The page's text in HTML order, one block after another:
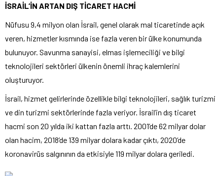
İSRAİL’İN ARTAN DIŞ TİCARET HACMİ
Nüfusu 9,4 milyon olan İsrail, genel olarak mal ticaretinde açık
veren, hizmetler kısmında ise fazla veren bir ülke konumunda
bulunuyor. Savunma sanayisi, elmas işlemeciliği ve bilgi
teknolojileri sektörleri ülkenin önemli ihraç kalemlerini
oluşturuyor.
İsrail, hizmet gelirlerinde özellikle bilgi teknolojileri, sağlık turizmi
ve din turizmi sektörlerinde fazla veriyor. İsrail’in dış ticaret
hacmi son 20 yılda iki kattan fazla arttı. 2001’de 62 milyar dolar
olan hacim, 2018’de 139 milyar dolara kadar çıktı, 2020’de
koronavirüs salgınının da etkisiyle 119 milyar dolara geriledi.